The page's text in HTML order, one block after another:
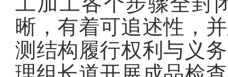
晰，有着可追述性，并
测结构履行权利与义